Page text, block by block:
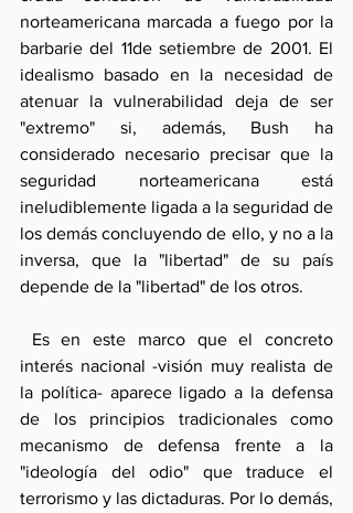
norteamericana marcada a fuego por la
barbarie del 11de setiembre de 2001. El
idealismo basado en la necesidad de
atenuar la vulnerabilidad deja de ser
"extremo" si, además, Bush ha
considerado necesario precisar que la
seguridad norteamericana está
ineludiblemente ligada a la seguridad de
los demás concluyendo de ello, y no a la
inversa, que la "libertad" de su país
depende de la "libertad" de los otros.
interés nacional -visión muy realista de
la política- aparece ligado a la defensa
de los principios tradicionales como
mecanismo de defensa frente a la
"ideología del odio" que traduce el
terrorismo y las dictaduras. Por lo demás,